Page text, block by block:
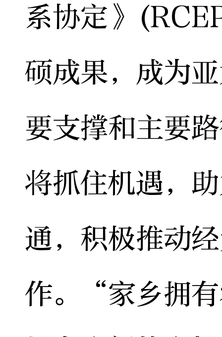
系协定》
硕成果，成为
要支撑和主要
将抓住机遇，
通，积极推动
作。“家乡拥